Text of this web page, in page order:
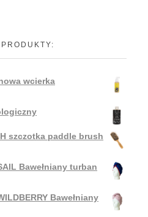
wcierka
szczotka paddle brush
Bawełniany turban
Bawełniany